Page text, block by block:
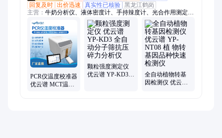
回复及时 出价迅速 真实性已核验 黑龙江鹤岗
主营： 牛奶分析仪、液体密度计、手持辣度计、光合作用测定
仪、牛奶冰点仪、程控定量封口机、凯氏定氮仪、微波消解仪、
超微量分光光度计、固相萃取仪、水质检测仪、食品安全检测
仪、电位滴定仪、尘埃粒子计数器、全自动菌落计数器、土壤养
分检测仪
PCR仪温度校准器
优云谱 MCT温度
颗粒强度测定仪
优云谱 YP-KD3
全自动植物转基
因检测仪 优云谱